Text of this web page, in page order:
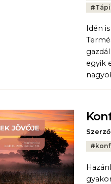
#
Idén
egyik
Tags:
#